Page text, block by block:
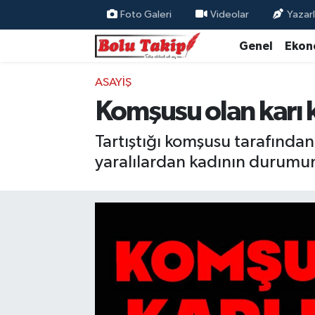
Foto Galeri Videolar
Genel
ASAYIŞ
Komşusu olan karı
Tartıştığı komşusu
yaralılardan kadının